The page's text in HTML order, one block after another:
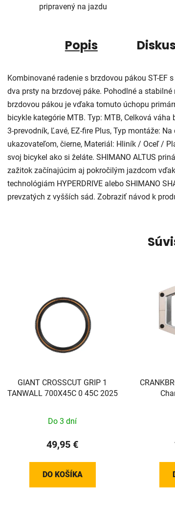
pripravený na jazdu
Popis
Kombinované radenie s brzdovou pákou ST-EF
dva prsty na brzdovej páke. Pohodlné a stabilné
brzdovou pákou je vďaka tomuto úchopu
bicykle kategórie MTB. Typ: MTB, Celková váha
3-prevodník, Ľavé, EZ-fire Plus, Typ montáže:
ukazovateľom, čierne, Materiál: Hliník / Oceľ /
svoj bicykel ako si želáte. SHIMANO ALTUS
zažitok začínajúcim aj pokročilým jazdcom
technológiám HYPERDRIVE alebo SHIMANO
prevzatých z vyšších sád. Zobraziť návod k
GIANT CROSSCUT GRIP 1
TANWALL 700X45C 0 45C 2025
Do 3 dní
49,95 €
DO KOŠÍKA